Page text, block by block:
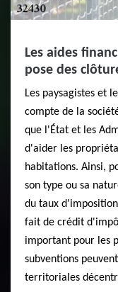
Les aides
pose des
Les paysagistes et
compte de la
que l'État et les
d'aider les
habitations. Ainsi,
son type ou sa
du taux
fait de crédit
important pour les
subventions
territoriales